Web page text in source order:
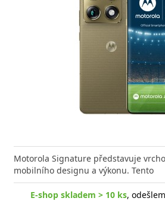
Motorola Signature představuje
mobilního designu a výkonu. Tento
E-shop skladem > 10 ks,